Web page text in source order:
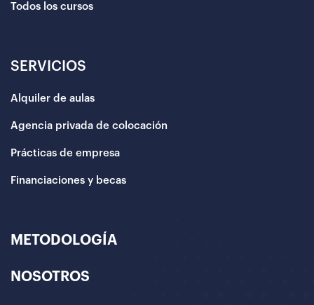
Todos los cursos
SERVICIOS
Alquiler de aulas
Agencia privada de colocación
Prácticas de empresa
Financiaciones y becas
METODOLOGÍA
NOSOTROS